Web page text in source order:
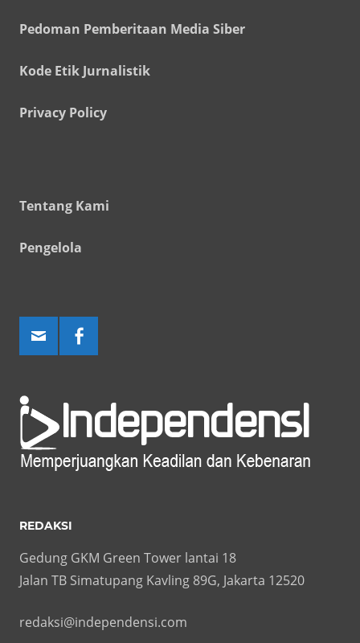
Pedoman Pemberitaan Media Siber
Kode Etik Jurnalistik
Privacy Policy
Tentang Kami
Pengelola
REDAKSI
Gedung GKM Green Tower lantai 18
Jalan TB Simatupang Kavling 89G, Jakarta 12520
redaksi@independensi.com